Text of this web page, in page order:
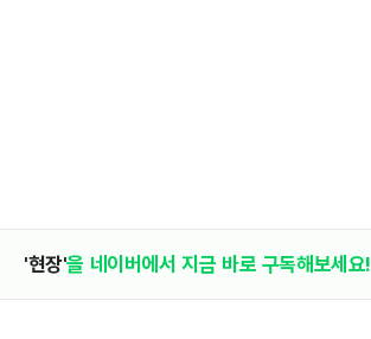
'현장'을 네이버에서 지금 바로 구독해보세요!